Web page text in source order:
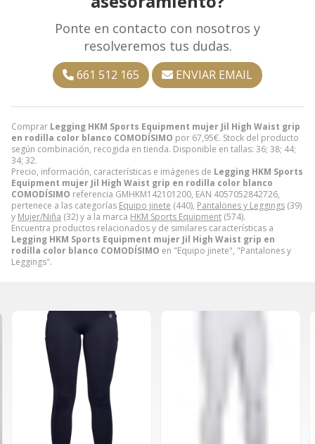
Comprar Legging HKM Sports Equipment mujer Jil High Waist grip
en rodilla color blanco COMODÍSIMO por 67,95€. Stock del producto
según combinación, recogida en tienda. Disponible en tallas: 36; 38; 44;
34; 32.
Precio, información, características e imágenes de Legging HKM Sports
Equipment mujer Jil High Waist grip en rodilla color blanco
COMODÍSIMO referencia GMHKM142101200, EAN 4057052842726,
pertenece a las categorías Equipo jinete (440), Pantalones y Leggings (39)
y Mujer/Niña (32) y a la marca HKM Sports Equipment (574).
Encuentra productos relacionados y de similares características a
Legging HKM Sports Equipment mujer Jil High Waist grip en
rodilla color blanco COMODÍSIMO en "Equipo jinete", "Pantalones y
Leggings".
Ponte en contacto con nosotros y
resolveremos tus dudas.
661 512 165 ENVIAR EMAIL